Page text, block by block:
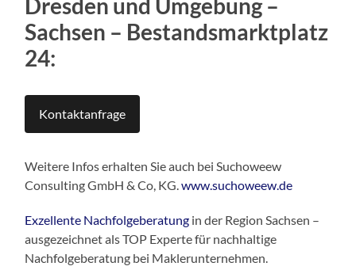
Dresden und Umgebung –
Sachsen – Bestandsmarktplatz
24:
Kontaktanfrage
Weitere Infos erhalten Sie auch bei Suchoweew
Consulting GmbH & Co, KG.www.suchoweew.de
Exzellente Nachfolgeberatung in der Region Sachsen –
ausgezeichnet als TOP Experte für nachhaltige
Nachfolgeberatung bei Maklerunternehmen.